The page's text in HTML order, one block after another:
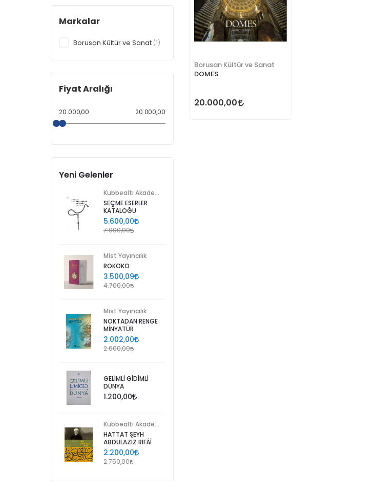
Borusan Kültür ve Sanat
DOMES
20.000,00
Markalar
Borusan Kültür ve Sanat (1)
Fiyat Aralığı
20.000,00 20.000,00
Yeni Gelenler
SEÇME ESERLER
KATALOĞU
5.600,00
7.000,00
Mist Yayıncılık
ROKOKO
3.500,09
4.700,00
Mist Yayıncılık
NOKTADAN RENGE
MİNYATÜR
2.002,00
2.600,00
GELİMLİ GİDİMLİ
DÜNYA
1.200,00
HATTAT ŞEYH
ABDÜLAZİZ RİFÂÎ
2.200,00
2.750,00